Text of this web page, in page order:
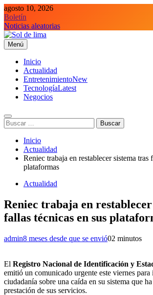
Saltar
al
contenido
agosto 10, 2026
Boletín
Noticias aleatorias
Sol de lima
Menú
Inicio
Actualidad
EntretenimientoNew
TecnologíaLatest
Negocios
Buscar:
Inicio
Actualidad
Reniec trabaja en restablecer sistema tras
plataformas
Actualidad
Reniec trabaja en
fallas técnicas en sus
admin8 meses desde que se envió02 minutos
El Registro Nacional de Identificación y
emitió un comunicado urgente este viernes para
ciudadanía sobre una caída en su sistema que
prestación de sus servicios.